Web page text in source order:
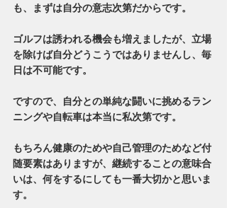
も、まずは自分の意志次第だからです。
ゴルフは誘われる機会も増えましたが、立場
を除けば自分どうこうではありませんし、毎
日は不可能です。
ですので、自分との単純な闘いに挑めるラン
ニングや自転車は本当に私次第です。
もちろん健康のためや自己管理のためなど付
随要素はありますが、継続することの意味合
いは、何をするにしても一番大切かと思いま
す。